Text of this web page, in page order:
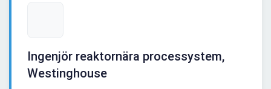
Ingenjör reaktornära processystem,
Westinghouse